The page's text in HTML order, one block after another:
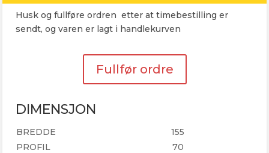
Husk og fullføre ordren etter at timebestilling er
sendt, og varen er lagt i handlekurven
Fullfør ordre
DIMENSJON
BREDDE
155
PROFIL
70